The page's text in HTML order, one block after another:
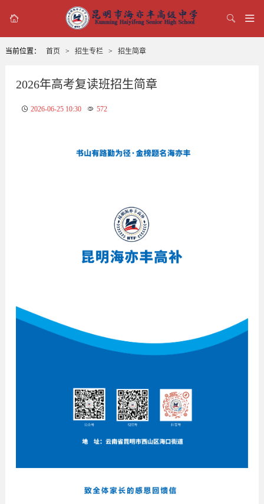
  
当前位置： 首页 > 招生专栏 > 招生简章
2026年高考复读班招生简章
2026-06-25 10:30 572